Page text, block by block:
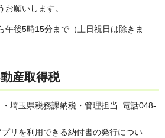
お願いします。
午後5時15分まで（土日祝日は除きま
産取得税
埼玉県税務課納税・管理担当 電話048-
リを利用できる納付書の発行につい